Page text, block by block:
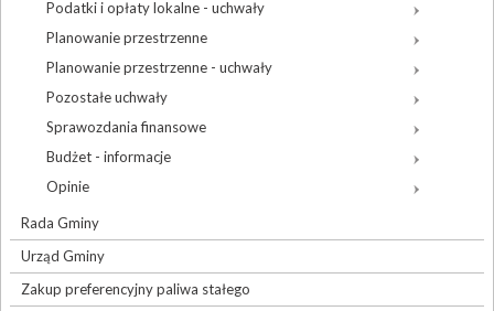
Podatki i opłaty lokalne - uchwały
Planowanie przestrzenne
Planowanie przestrzenne - uchwały
Pozostałe uchwały
Sprawozdania finansowe
Budżet - informacje
Opinie
Rada Gminy
Urząd Gminy
Zakup preferencyjny paliwa stałego